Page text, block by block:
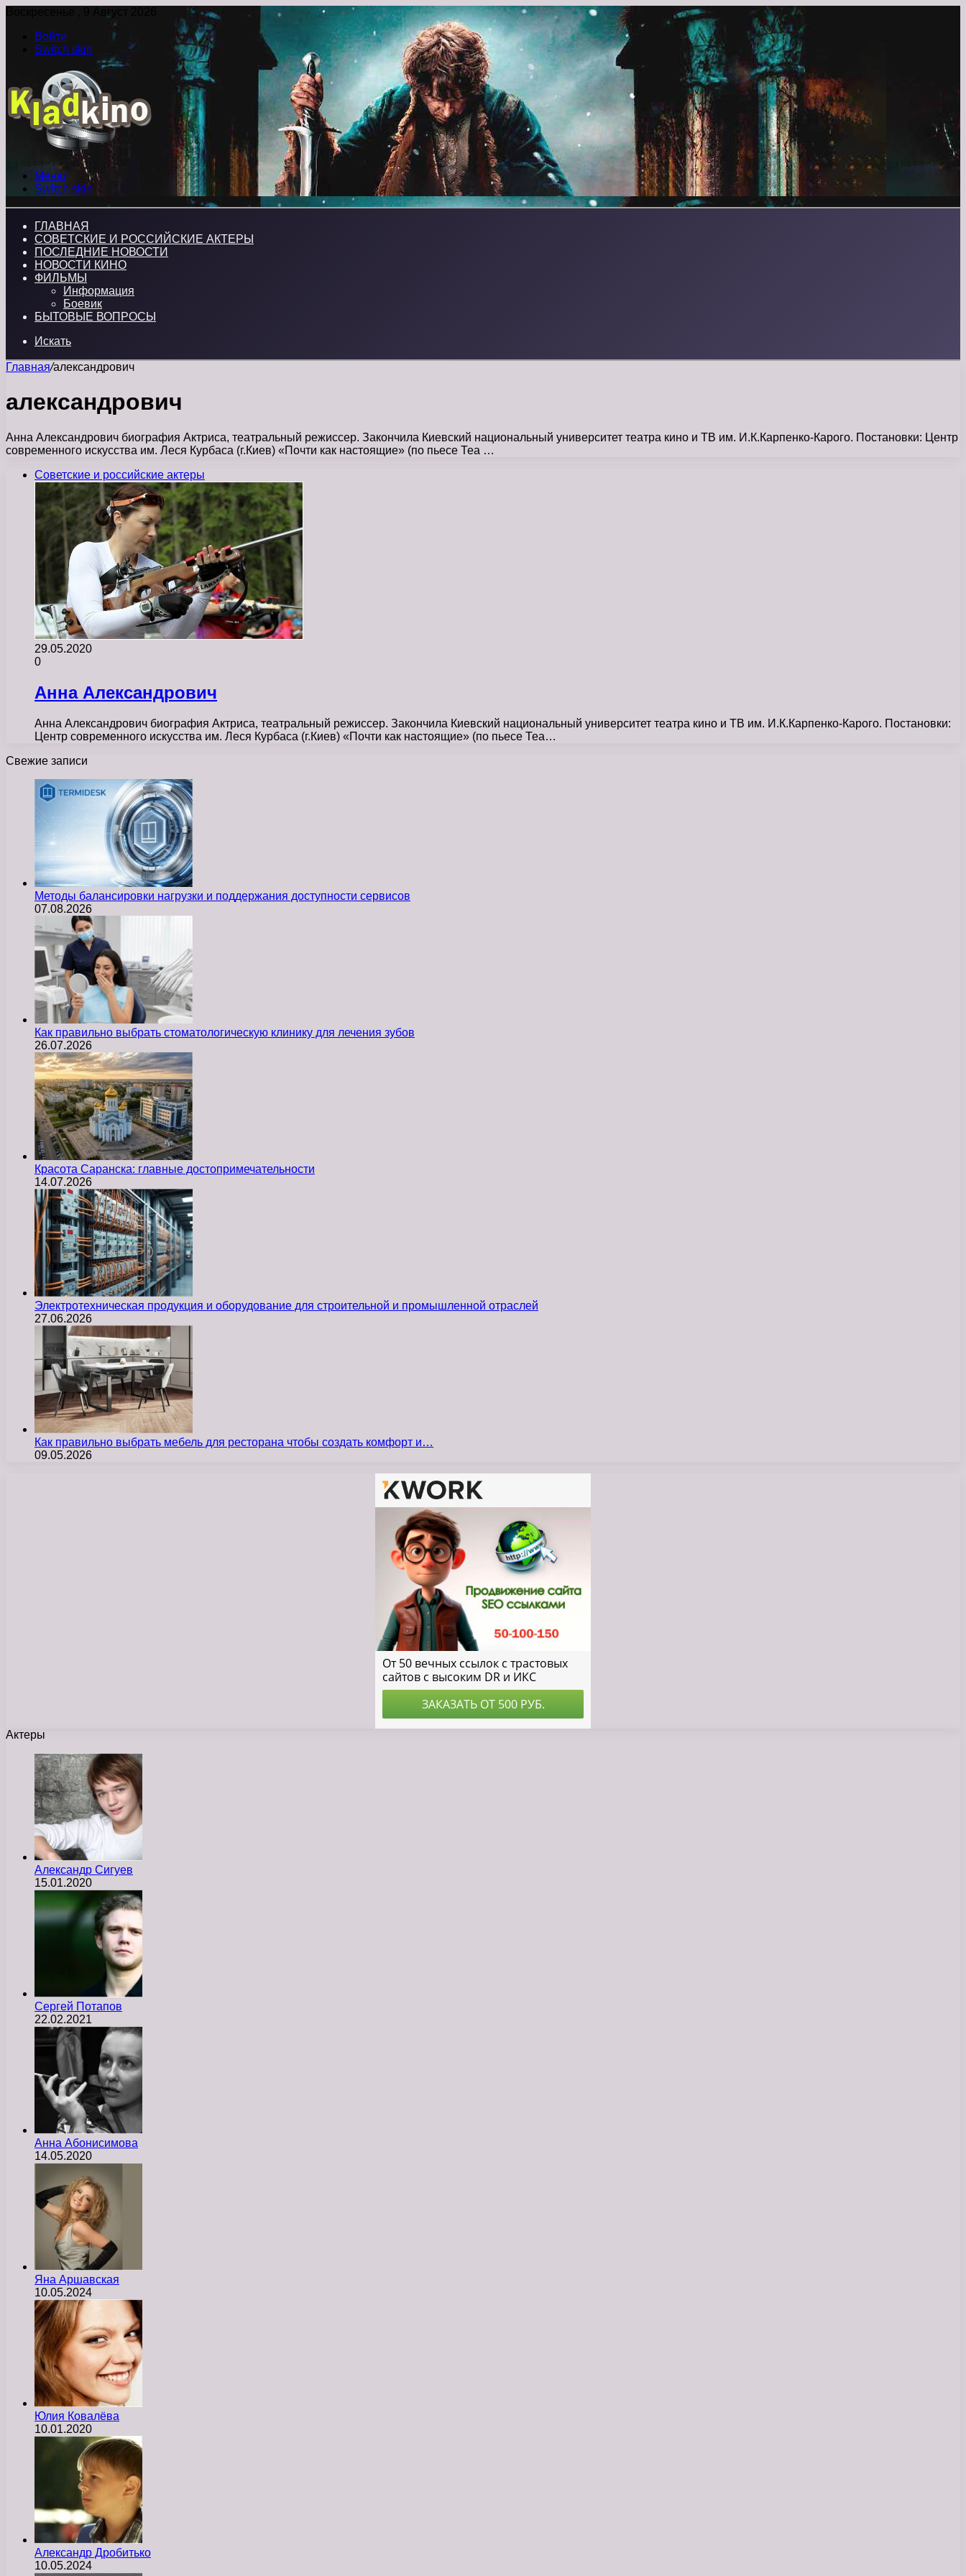
Воскресенье , 9 Август 2026
Войти
Switch skin
Меню
Switch skin
ГЛАВНАЯ
СОВЕТСКИЕ И РОССИЙСКИЕ АКТЕРЫ
ПОСЛЕДНИЕ НОВОСТИ
НОВОСТИ КИНО
ФИЛЬМЫ
Информация
Боевик
БЫТОВЫЕ ВОПРОСЫ
Искать
Главная/александрович
александрович
Анна Александрович биография Актриса, театральный режиссер. Закончила Киевский национальный университет театра кино и ТВ им. И.К.Карпенко-Карого. Постановки: Центр
современного искусства им. Леся Курбаса (г.Киев) «Почти как настоящие» (по пьесе Теа …
Советские и российские актеры
29.05.2020
0
Анна Александрович
Анна Александрович биография Актриса, театральный режиссер. Закончила Киевский национальный университет театра кино и ТВ им. И.К.Карпенко-Карого. Постановки:
Центр современного искусства им. Леся Курбаса (г.Киев) «Почти как настоящие» (по пьесе Теа…
Свежие записи
Методы балансировки нагрузки и поддержания доступности сервисов
07.08.2026
Как правильно выбрать стоматологическую клинику для лечения зубов
26.07.2026
Красота Саранска: главные достопримечательности
14.07.2026
Электротехническая продукция и оборудование для строительной и промышленной отраслей
27.06.2026
Как правильно выбрать мебель для ресторана чтобы создать комфорт и…
09.05.2026
Актеры
Александр Сигуев
15.01.2020
Сергей Потапов
22.02.2021
Анна Абонисимова
14.05.2020
Яна Аршавская
10.05.2024
Юлия Ковалёва
10.01.2020
Александр Дробитько
10.05.2024